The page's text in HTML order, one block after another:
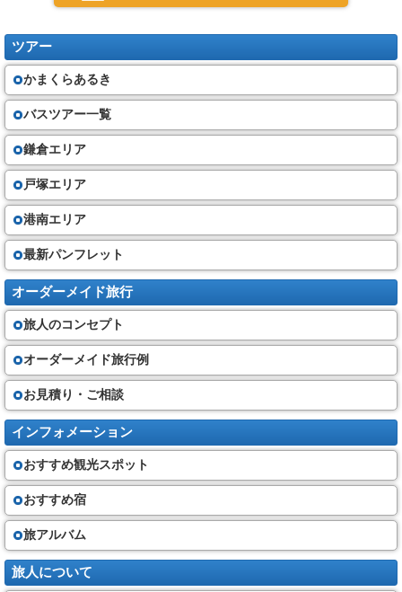
ツアー
かまくらあるき
バスツアー一覧
鎌倉エリア
戸塚エリア
港南エリア
最新パンフレット
オーダーメイド旅行
旅人のコンセプト
オーダーメイド旅行例
お見積り・ご相談
インフォメーション
おすすめ観光スポット
おすすめ宿
旅アルバム
旅人について